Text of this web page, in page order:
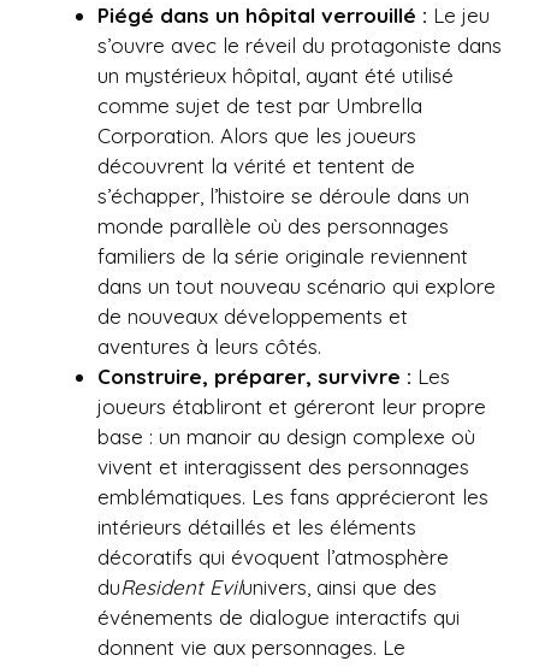
Piégé dans un hôpital verrouillé : Le jeu
s’ouvre avec le réveil du protagoniste dans
un mystérieux hôpital, ayant été utilisé
comme sujet de test par Umbrella
Corporation. Alors que les joueurs
découvrent la vérité et tentent de
s’échapper, l’histoire se déroule dans un
monde parallèle où des personnages
familiers de la série originale reviennent
dans un tout nouveau scénario qui explore
de nouveaux développements et
aventures à leurs côtés.
Construire, préparer, survivre : Les
joueurs établiront et géreront leur propre
base : un manoir au design complexe où
vivent et interagissent des personnages
emblématiques. Les fans apprécieront les
intérieurs détaillés et les éléments
décoratifs qui évoquent l’atmosphère
duResident Evilunivers, ainsi que des
événements de dialogue interactifs qui
donnent vie aux personnages. Le